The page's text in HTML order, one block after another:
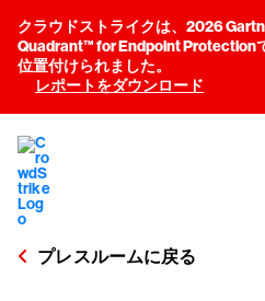
クラウドストライクは、2026
Quadrant™ for Endpoint Protection
位置付けられました。
レポートをダウンロード
プレスルームに戻る